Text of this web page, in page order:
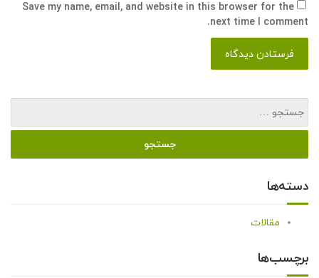
Save my name, email, and website in this browser for the
next time I comment.
دسته‌ها
مقالات
برچسب‌ها